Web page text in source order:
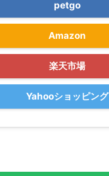
petgo
Amazon
楽天市場
Yahooショッピング